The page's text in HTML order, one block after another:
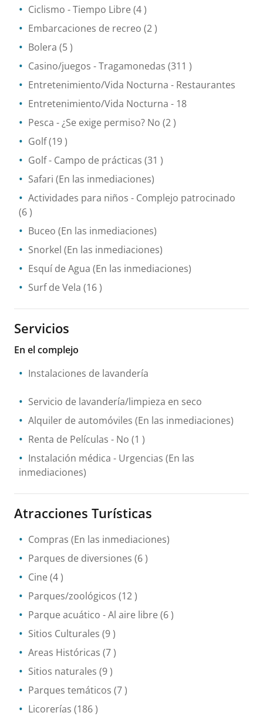
Ciclismo - Tiempo Libre (4 )
Embarcaciones de recreo (2 )
Bolera (5 )
Casino/juegos - Tragamonedas (311 )
Entretenimiento/Vida Nocturna - Restaurantes
Entretenimiento/Vida Nocturna - 18
Pesca - ¿Se exige permiso? No (2 )
Golf(19 )
Golf - Campo de prácticas (31 )
Safari (En las inmediaciones)
Actividades para niños - Complejo patrocinado
(6 )
Buceo (En las inmediaciones)
Snorkel (En las inmediaciones)
Esquí de Agua (En las inmediaciones)
Surf de Vela (16 )
Servicios
En el complejo
Instalaciones de lavandería
Servicio de lavandería/limpieza en seco
Alquiler de automóviles (En las inmediaciones)
Renta de Películas - No (1 )
Instalación médica - Urgencias (En las
inmediaciones)
Atracciones Turísticas
Compras (En las inmediaciones)
Parques de diversiones (6 )
Cine (4 )
Parques/zoológicos (12 )
Parque acuático - Al aire libre (6 )
Sitios Culturales (9 )
Areas Históricas (7 )
Sitios naturales (9 )
Parques temáticos (7 )
Licorerías (186 )